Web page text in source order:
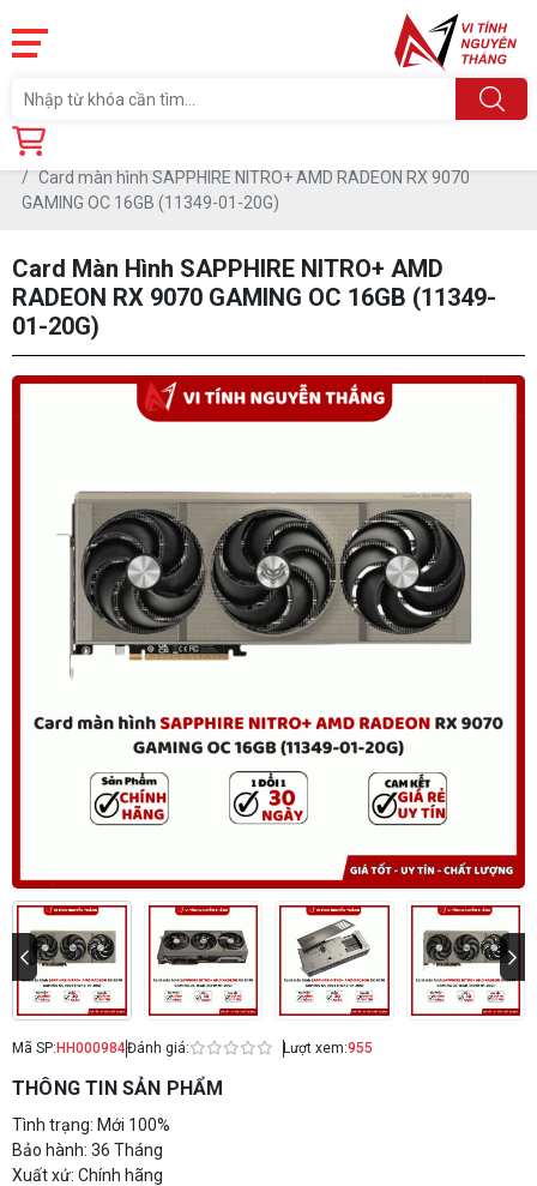
Trang chủ
Card màn hình SAPPHIRE NITRO+ AMD RADEON RX 9070
GAMING OC 16GB (11349-01-20G)
Card Màn Hình SAPPHIRE NITRO+ AMD
RADEON RX 9070 GAMING OC 16GB (11349-
01-20G)
Mã SP: HH000984Đánh giá: Lượt xem:955
THÔNG TIN SẢN PHẨM
Tình trạng: Mới 100%
Bảo hành: 36 Tháng
Xuất xứ: Chính hãng